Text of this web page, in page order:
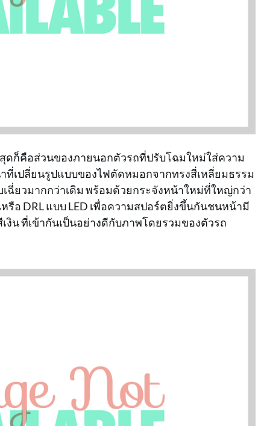
ดก็คือส่วนของภายนอกตัวรถที่ปรับโฉมใหม่ใส่ความ
ที่เปลี่ยนรูปแบบของไฟตัดหมอกจากทรงสี่เหลี่ยมธรรม
ฉี่ยวมากกว่าเดิม พร้อมด้วยกระจังหน้าใหม่ที่ใหญ่กว่า
รือ DRL แบบ LED เพื่อความสปอร์ตยิ่งขึ้นกันชนหน้ามี
น ที่เข้ากันเป็นอย่างดีกับภาพโดยรวมของตัวรถ